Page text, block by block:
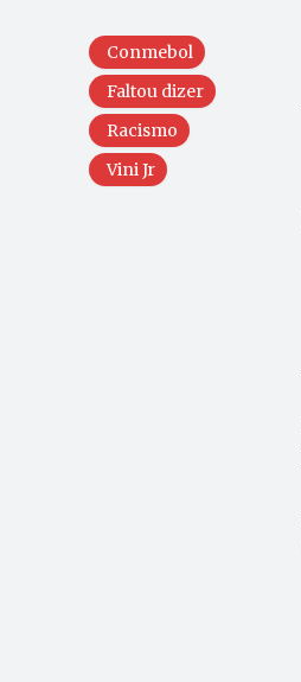
Conmebol
Faltou dizer
Racismo
Vini Jr